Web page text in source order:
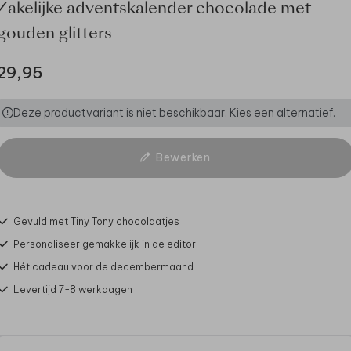
adventskalender chocolade met
glitters
Deze productvariant is niet beschikbaar. Kies een alternatief.
Bewerken
Gevuld met Tiny Tony chocolaatjes
Personaliseer gemakkelijk in de editor
Hét cadeau voor de decembermaand
Levertijd 7-8 werkdagen